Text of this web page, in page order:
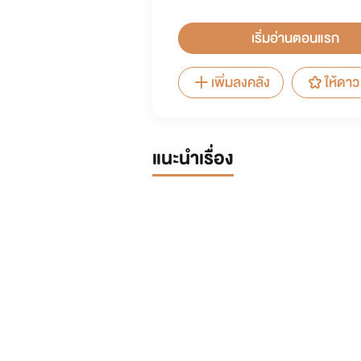
เริ่มอ่านตอนแรก
เพิ่มลงคลัง
ให้ดาว
แนะนำเรื่อง